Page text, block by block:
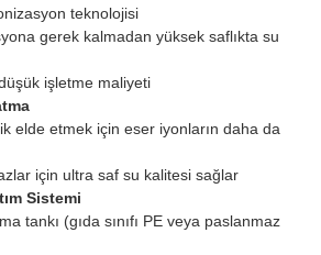
teknolojisi
gerek kalmadan yüksek saflıkta su
işletme maliyeti
elde etmek için eser iyonların daha da
için ultra saf su kalitesi sağlar
Sistemi
tankı (gıda sınıfı PE veya paslanmaz